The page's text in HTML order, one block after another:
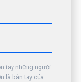
tay những người
là bàn tay của